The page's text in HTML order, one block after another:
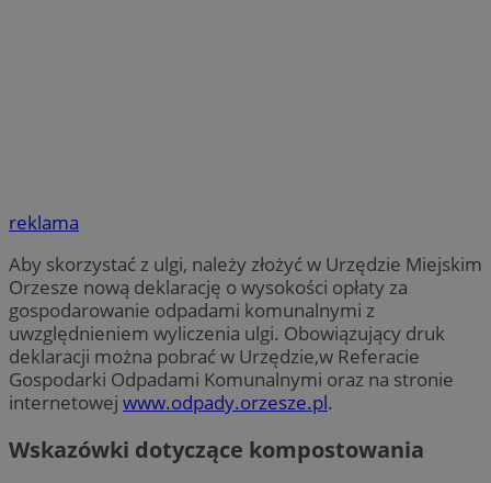
reklama
Aby skorzystać z ulgi, należy złożyć w Urzędzie Miejskim
Orzesze nową deklarację o wysokości opłaty za
gospodarowanie odpadami komunalnymi z
uwzględnieniem wyliczenia ulgi. Obowiązujący druk
deklaracji można pobrać w Urzędzie,w Referacie
Gospodarki Odpadami Komunalnymi oraz na stronie
internetowej www.odpady.orzesze.pl.
Wskazówki dotyczące kompostowania